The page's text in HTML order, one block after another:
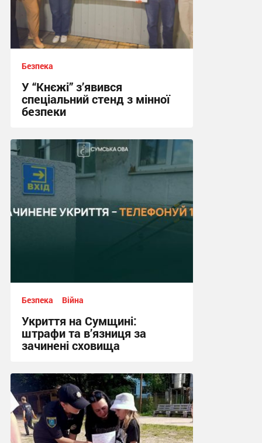
Безпека
У “Кнєжі” з’явився
спеціальний стенд з мінної
безпеки
17:24, 14.07.2026
Безпека Війна
Укриття на Сумщині:
штрафи та в’язниця за
зачинені сховища
12:03, 13.07.2026